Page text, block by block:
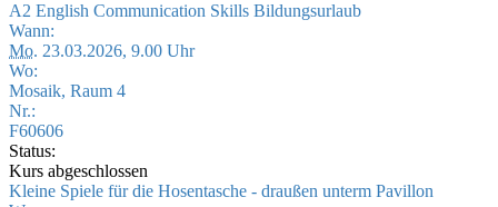
A2 English Communication Skills Bildungsurlaub
Wann:
Mo. 23.03.2026, 9.00 Uhr
Wo:
Mosaik, Raum 4
Nr.:
F60606
Status:
Kurs abgeschlossen
Kleine Spiele für die Hosentasche - draußen unterm Pavillon